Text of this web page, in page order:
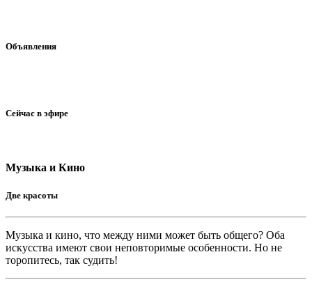
Объявления
Сейчас в эфире
Музыка и Кино
Две красоты
Музыка и кино, что между ними может быть общего? Оба
искусства имеют свои неповторимые особенности. Но не
торопитесь, так судить!